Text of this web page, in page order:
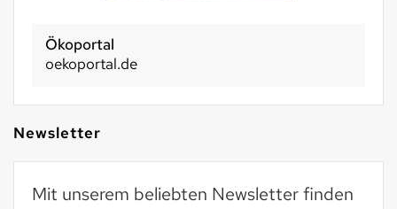
Ökoportal
oekoportal.de
Newsletter
Mit unserem beliebten Newsletter finden